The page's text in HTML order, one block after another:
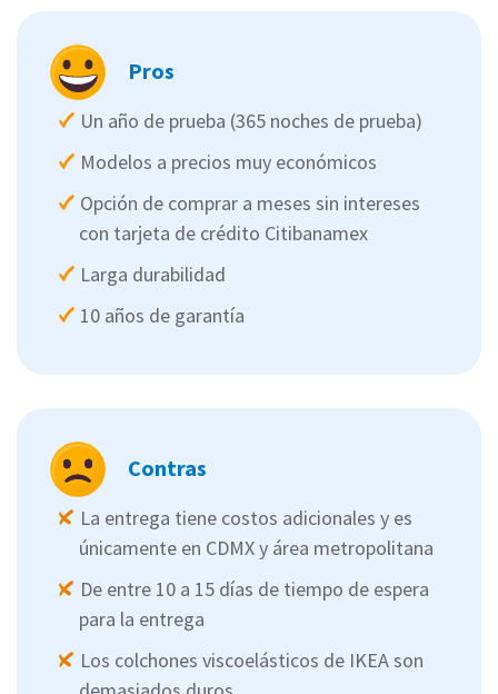
Pros
Un año de prueba (365 noches de prueba)
Modelos a precios muy económicos
Opción de comprar a meses sin intereses
con tarjeta de crédito Citibanamex
Larga durabilidad
10 años de garantía
Contras
La entrega tiene costos adicionales y es
únicamente en CDMX y área metropolitana
De entre 10 a 15 días de tiempo de espera
para la entrega
Los colchones viscoelásticos de IKEA son